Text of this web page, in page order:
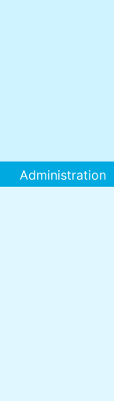
Administration